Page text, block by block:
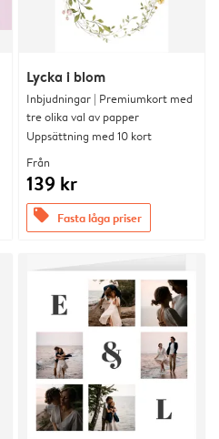
Lycka i blom
Inbjudningar | Premiumkort med
tre olika val av papper
Uppsättning med 10 kort
Från
139 kr
offers Fasta låga priser